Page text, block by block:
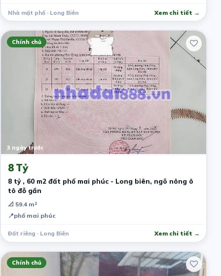
Nhà mặt phố · Long Biên Xem chi tiết →
Chính chủ
3 ngày trước
8 Tỷ
8 tỷ , 60 m2 đất phố mai phúc - Long biên, ngõ nông ô
tô đỗ gần
📐 59.4 m²
📍phố mai phúc
Đất riêng · Long Biên Xem chi tiết →
Chính chủ